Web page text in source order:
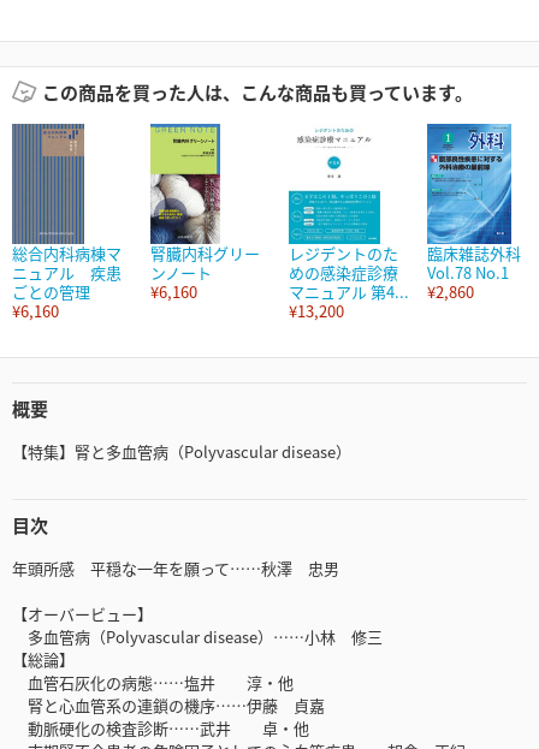
この商品を買った人は、こんな商品も買っています。
総合内科病棟マ
ニュアル 疾患
ごとの管理
¥6,160
腎臓内科グリー
ンノート
¥6,160
レジデントのた
めの感染症診療
マニュアル 第4...
¥13,200
臨床雑誌外科
Vol.78 No.1
¥2,860
概要
【特集】腎と多血管病（Polyvascular disease）
目次
年頭所感 平穏な一年を願って……秋澤 忠男
【オーバービュー】
多血管病（Polyvascular disease）……小林 修三
【総論】
血管石灰化の病態……塩井 淳・他
腎と心血管系の連鎖の機序……伊藤 貞嘉
動脈硬化の検査診断……武井 卓・他